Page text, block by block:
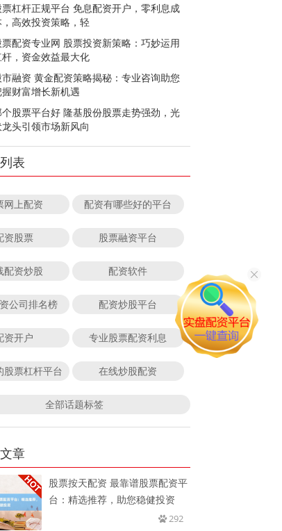
票杠杆正规平台 免息配资开户，零利息成
高效投资策略，轻
票配资专业网 股票投资新策略：巧妙运用
杆，资金效益最大化
市融资 黄金配资策略揭秘：专业咨询助您
财富增长新机遇
个股票平台好 隆基股份股票走势强劲，光
头引领市场新风向
表
网上配资 配资有哪些好的平台
资股票 股票融资平台
配资炒股 配资软件
公司排名榜 配资炒股平台
资开户 专业股票配资利息
股票杠杆平台 在线炒股配资
全部话题标签
章
股票按天配资 最靠谱股票配资平
台：精选推荐，助您稳健投资
292